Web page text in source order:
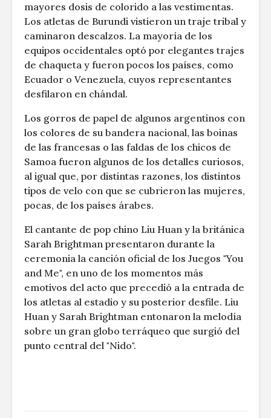
mayores dosis de colorido a las vestimentas.
Los atletas de Burundi vistieron un traje tribal y
caminaron descalzos. La mayoría de los
equipos occidentales optó por elegantes trajes
de chaqueta y fueron pocos los países, como
Ecuador o Venezuela, cuyos representantes
desfilaron en chándal.
Los gorros de papel de algunos argentinos con
los colores de su bandera nacional, las boinas
de las francesas o las faldas de los chicos de
Samoa fueron algunos de los detalles curiosos,
al igual que, por distintas razones, los distintos
tipos de velo con que se cubrieron las mujeres,
pocas, de los países árabes.
El cantante de pop chino Liu Huan y la británica
Sarah Brightman presentaron durante la
ceremonia la canción oficial de los Juegos "You
and Me", en uno de los momentos más
emotivos del acto que precedió a la entrada de
los atletas al estadio y su posterior desfile. Liu
Huan y Sarah Brightman entonaron la melodía
sobre un gran globo terráqueo que surgió del
punto central del "Nido".